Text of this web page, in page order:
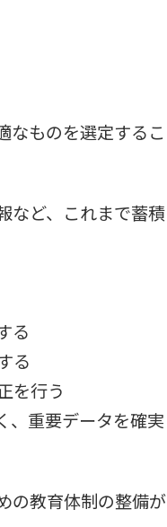
なものを選定するこ
など、これまで蓄積
る
る
を行う
、重要データを確実
の教育体制の整備が